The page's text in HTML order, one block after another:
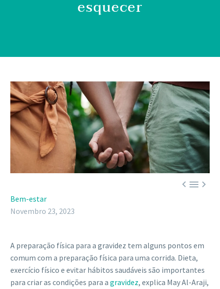
esquecer

Bem-estar
Novembro 23, 2023
A preparação física para a gravidez tem alguns pontos em
comum com a preparação física para uma corrida. Dieta,
exercício físico e evitar hábitos saudáveis são importantes
para criar as condições para a gravidez, explica May Al-Araji,